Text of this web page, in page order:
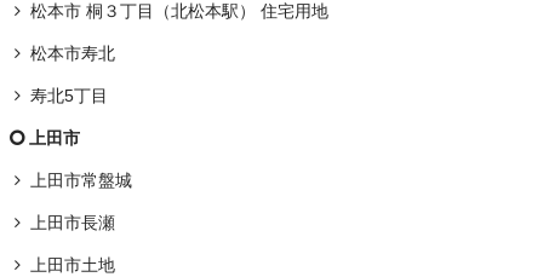
松本市 桐３丁目（北松本駅） 住宅用地
松本市寿北
寿北5丁目
上田市
上田市常盤城
上田市長瀬
上田市土地